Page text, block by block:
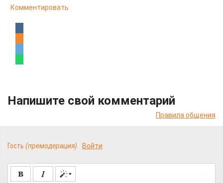
Комментировать
Напишите свой комментарий
Правила общения
Гость (премодерация) Войти